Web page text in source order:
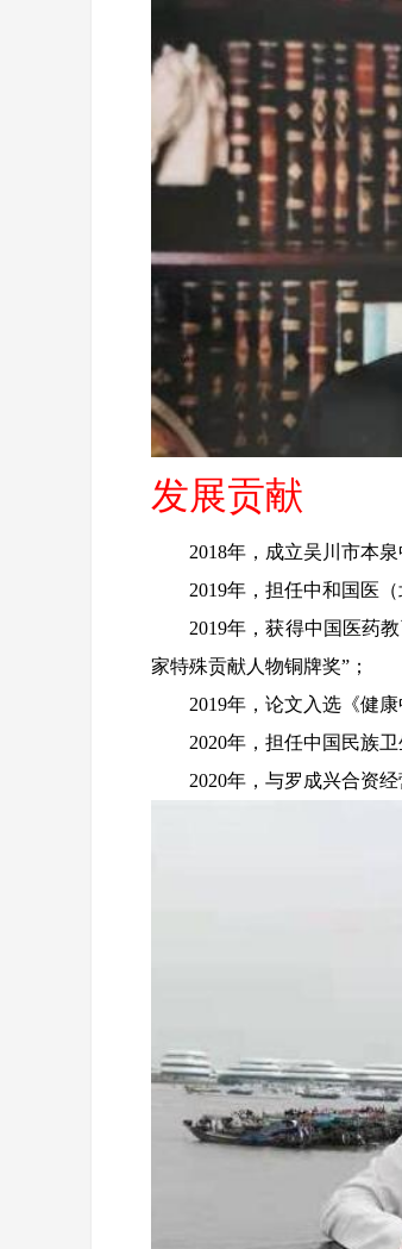
发展贡献
2018年，成立吴川市本泉
2019年，担任中和国医
2019年，获得中国医药
家特殊贡献人物铜牌奖”；
2019年，论文入选《健
2020年，担任中国民族
2020年，与罗成兴合资